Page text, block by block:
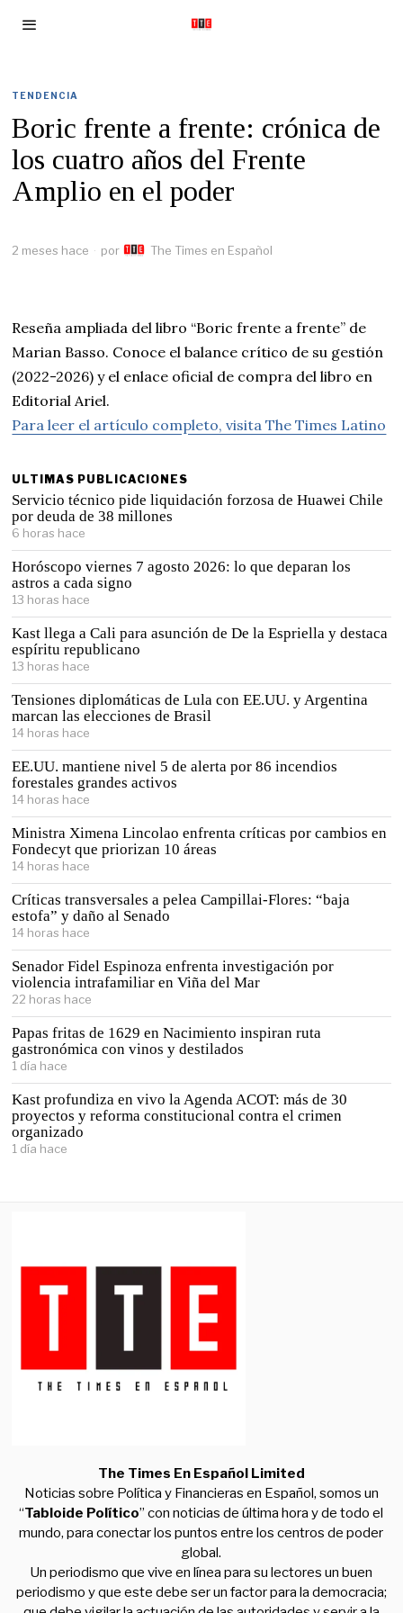
TENDENCIA
Boric frente a frente: crónica de
los cuatro años del Frente
Amplio en el poder
2 meses hace por The Times en Español
Reseña ampliada del libro “Boric frente a frente” de
Marian Basso. Conoce el balance crítico de su gestión
(2022-2026) y el enlace oficial de compra del libro en
Editorial Ariel.
Para leer el artículo completo, visita The Times Latino
ULTIMAS PUBLICACIONES
Servicio técnico pide liquidación forzosa de Huawei Chile
por deuda de 38 millones
6 horas hace
Horóscopo viernes 7 agosto 2026: lo que deparan los
astros a cada signo
13 horas hace
Kast llega a Cali para asunción de De la Espriella y destaca
espíritu republicano
13 horas hace
Tensiones diplomáticas de Lula con EE.UU. y Argentina
marcan las elecciones de Brasil
14 horas hace
EE.UU. mantiene nivel 5 de alerta por 86 incendios
forestales grandes activos
14 horas hace
Ministra Ximena Lincolao enfrenta críticas por cambios en
Fondecyt que priorizan 10 áreas
14 horas hace
Críticas transversales a pelea Campillai-Flores: “baja
estofa” y daño al Senado
14 horas hace
Senador Fidel Espinoza enfrenta investigación por
violencia intrafamiliar en Viña del Mar
22 horas hace
Papas fritas de 1629 en Nacimiento inspiran ruta
gastronómica con vinos y destilados
1 día hace
Kast profundiza en vivo la Agenda ACOT: más de 30
proyectos y reforma constitucional contra el crimen
organizado
1 día hace
The Times En Español Limited
Noticias sobre Política y Financieras en Español, somos un
“Tabloide Político” con noticias de última hora y de todo el
mundo, para conectar los puntos entre los centros de poder
global.
Un periodismo que vive en línea para su lectores un buen
periodismo y que este debe ser un factor para la democracia;